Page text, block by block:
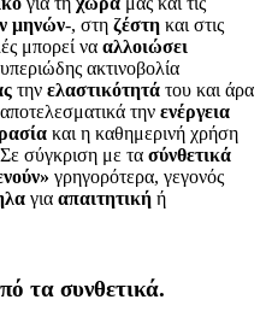
μηνών-, στη ζέστη και στις
μπορεί να αλλοιώσει
ακτινοβολία
την ελαστικότητά του και άρα
αποτελεσματικά την ενέργεια
και η καθημερινή χρήση
σύγκριση με τα σύνθετικά
γρηγορότερα, γεγονός
για απαιτητική ή
τα συνθετικά.